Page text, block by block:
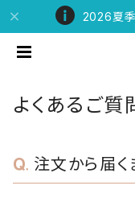
2026夏季
よくあるご質
注文から届く